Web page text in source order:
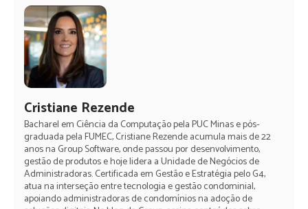
Cristiane Rezende
Bacharel em Ciência da Computação pela PUC Minas e pós-
graduada pela FUMEC, Cristiane Rezende acumula mais de 22
anos na Group Software, onde passou por desenvolvimento,
gestão de produtos e hoje lidera a Unidade de Negócios de
Administradoras. Certificada em Gestão e Estratégia pelo G4,
atua na interseção entre tecnologia e gestão condominial,
apoiando administradoras de condomínios na adoção de